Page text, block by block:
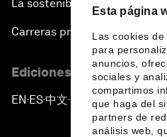
Esta página
Las cookies
para
anuncios,
sociales y
compartimos
que haga del
partners de
análisis web,
La sostenibilidad en el Foro
Carreras profesionales
Ediciones en otros
EN ▪ES▪中文▪ 日本語